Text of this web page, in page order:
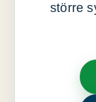
större